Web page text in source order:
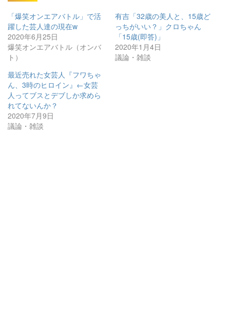
「爆笑オンエアバトル」で活
躍した芸人達の現在w
2020年6月25日
爆笑オンエアバトル（オンバ
ト）
有吉「32歳の美人と、15歳ど
っちがいい？」クロちゃん
「15歳(即答)」
2020年1月4日
議論・雑談
最近売れた女芸人『フワちゃ
ん、3時のヒロイン』←女芸
人ってブスとデブしか求めら
れてないんか？
2020年7月9日
議論・雑談